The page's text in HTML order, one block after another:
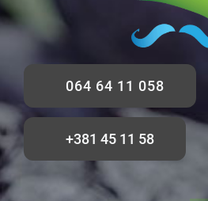
064 64 11 058
+381 45 11 58